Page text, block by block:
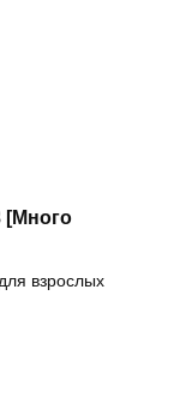
[Много
взрослых